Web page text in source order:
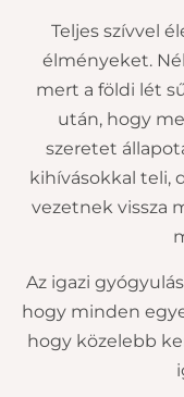
Teljes szívvel
élményeket.
mert a földi lét
után, hogy
szeretet
kihívásokkal teli,
vezetnek vissza
Az igazi
hogy minden
hogy közelebb